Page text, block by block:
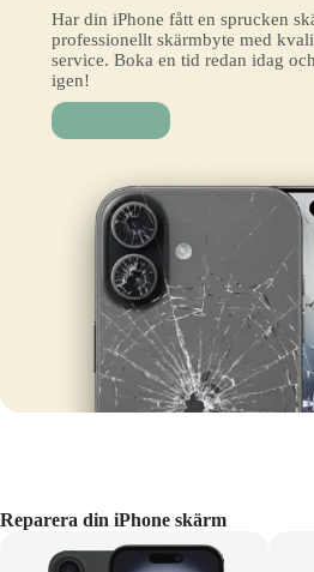
Har din iPhone fått en sprucken
professionellt skärmbyte med
service. Boka en tid redan idag
igen!
Reparera din iPhone skärm